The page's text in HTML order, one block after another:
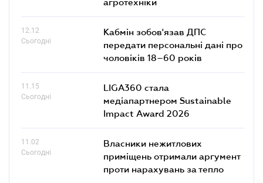
12.12
Сьогодні
Кабмін зобов'язав ДПС
передати персональні дані про
чоловіків 18–60 років
11.15
Сьогодні
LIGA360 стала
медіапартнером Sustainable
Impact Award 2026
11.02
Сьогодні
Власники нежитлових
приміщень отримали аргумент
проти нарахувань за тепло